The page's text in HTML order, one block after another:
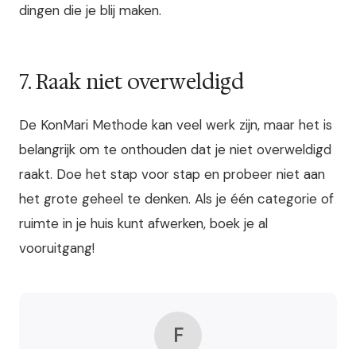
dingen die je blij maken.
7. Raak niet overweldigd
De KonMari Methode kan veel werk zijn, maar het is
belangrijk om te onthouden dat je niet overweldigd
raakt. Doe het stap voor stap en probeer niet aan
het grote geheel te denken. Als je één categorie of
ruimte in je huis kunt afwerken, boek je al
vooruitgang!
F